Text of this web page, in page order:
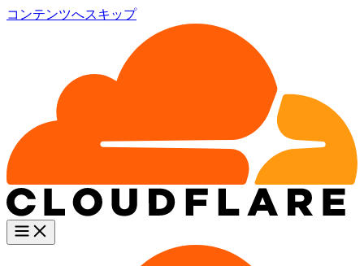
コンテンツへスキップ